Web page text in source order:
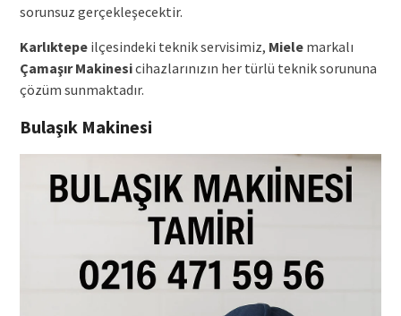
sorunsuz gerçekleşecektir.
Karlıktepeilçesindeki teknik servisimiz, Mielemarkalı
Çamaşır Makinesicihazlarınızın her türlü teknik sorununa
çözüm sunmaktadır.
Bulaşık Makinesi